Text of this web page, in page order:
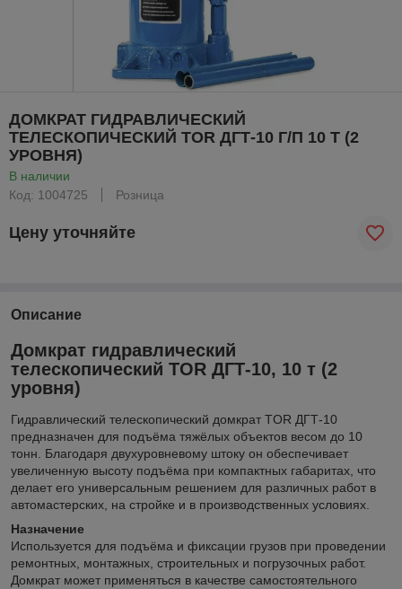
ДОМКРАТ ГИДРАВЛИЧЕСКИЙ
ТЕЛЕСКОПИЧЕСКИЙ TOR ДГТ-10 Г/П 10 Т (2
УРОВНЯ)
В наличии
Код: 1004725
Розница
Цену уточняйте
Описание
Домкрат гидравлический
телескопический TOR ДГТ-10, 10 т (2
уровня)
Гидравлический телескопический домкрат TOR ДГТ-10
предназначен для подъёма тяжёлых объектов весом до 10
тонн. Благодаря двухуровневому штоку он обеспечивает
увеличенную высоту подъёма при компактных габаритах, что
делает его универсальным решением для различных работ в
автомастерских, на стройке и в производственных условиях.
Назначение
Используется для подъёма и фиксации грузов при проведении
ремонтных, монтажных, строительных и погрузочных работ.
Домкрат может применяться в качестве самостоятельного